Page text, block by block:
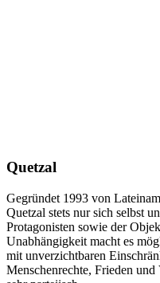
Quetzal
Gegründet 1993 von
Quetzal stets nur sich selbst
Protagonisten sowie der
Unabhängigkeit macht es
mit unverzichtbaren
Menschenrechte, Frieden